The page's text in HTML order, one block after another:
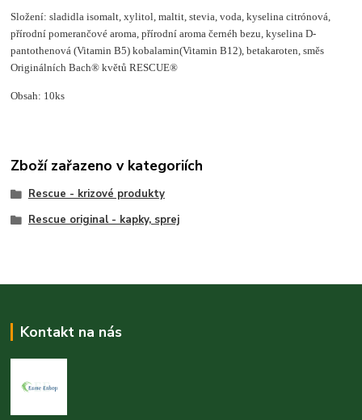
Složení: sladidla isomalt, xylitol, maltit, stevia, voda, kyselina citrónová,
přírodní pomerančové aroma, přírodní aroma černéh bezu, kyselina D-
pantothenová (Vitamin B5) kobalamin(Vitamin B12), betakaroten, směs
Originálních Bach® květů RESCUE®
Obsah: 10ks
Zboží zařazeno v kategoriích
Rescue - krizové produkty
Rescue original - kapky, sprej
Kontakt na nás